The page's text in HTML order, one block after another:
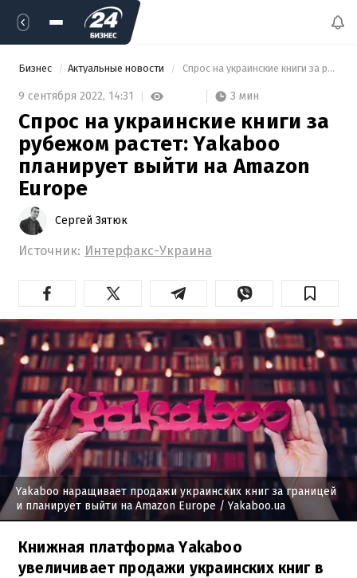
Бизнес Актуальные новости Спрос на украинские книги за рубежом растет: Yakaboo планирует выйти на Amazon Europe
9 сентября 2022, 14:31 3 мин
Спрос на украинские книги за
рубежом растет: Yakaboo
планирует выйти на Amazon
Europe
Сергей Зятюк
Источник: Интерфакс-Украина
Yakaboo наращивает продажи украинских книг за границей
и планирует выйти на Amazon Europe / Yakaboo.ua
Книжная платформа Yakaboo
увеличивает продажи украинских книг в